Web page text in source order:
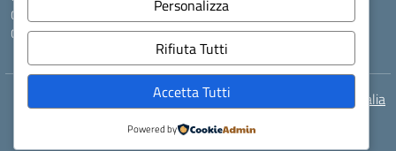
Codice Indice delle Pubbliche Amministrazioni (IPA): istsc_pris00400b
Codice unico di fatturazione (CUF): A9A6B25
Idea e progetto di Designers Italia
Personalizza
Rifiuta Tutti
Accetta Tutti
Powered by